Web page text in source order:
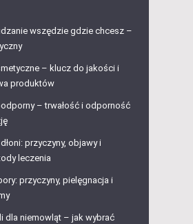
wszędzie gdzie chcesz –
– klucz do jakości i
produktów
– trwałość i odporność
przyczyny, objawy i
leczenia
przyczyny, pielęgnacja i
dla niemowląt – jak wybrać